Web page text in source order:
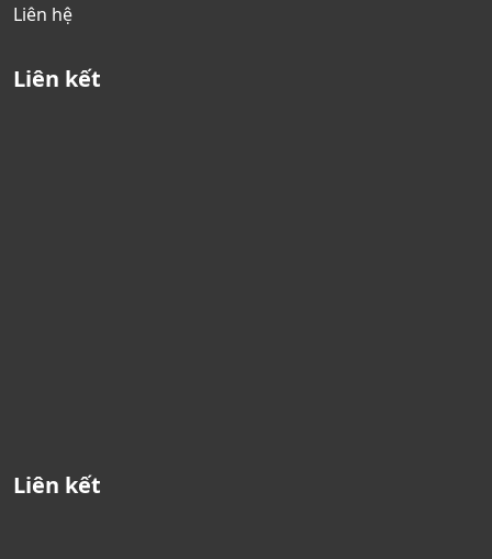
Liên hệ
Liên kết
Liên kết